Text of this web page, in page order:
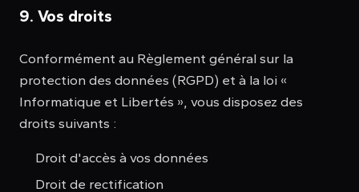
9. Vos droits
Conformément au Règlement général sur la
protection des données (RGPD) et à la loi «
Informatique et Libertés », vous disposez des
droits suivants :
Droit d'accès à vos données
Droit de rectification